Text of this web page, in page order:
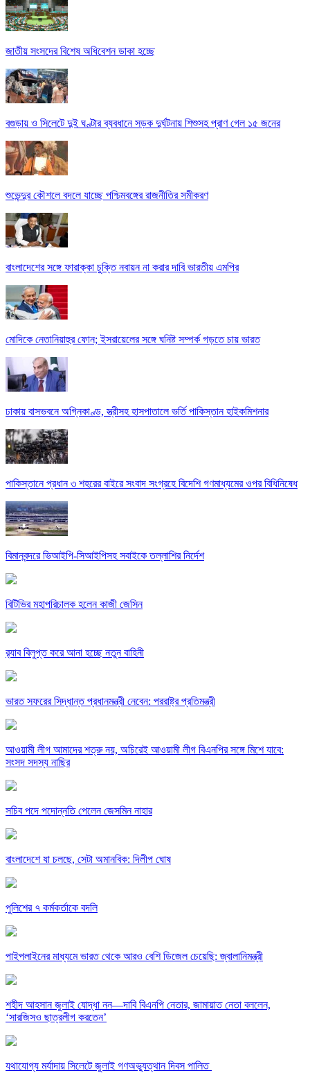
জাতীয় সংসদের বিশেষ অধিবেশন ডাকা হচ্ছে
বগুড়ায় ও সিলেটে দুই ঘণ্টার ব্যবধানে সড়ক দুর্ঘটনায় শিশুসহ প্রাণ গেল ১৫ জনের
শুভেন্দুর কৌশলে বদলে যাচ্ছে পশ্চিমবঙ্গের রাজনীতির সমীকরণ
বাংলাদেশের সঙ্গে ফারাক্কা চুক্তি নবায়ন না করার দাবি ভারতীয় এমপির
মোদিকে নেতানিয়াহুর ফোন; ইসরায়েলের সঙ্গে ঘনিষ্ট সম্পর্ক গড়তে চায় ভারত
ঢাকায় বাসভবনে অগ্নিকাণ্ড, স্ত্রীসহ হাসপাতালে ভর্তি পাকিস্তান হাইকমিশনার
পাকিস্তানে প্রধান ৩ শহরের বাইরে সংবাদ সংগ্রহে বিদেশি গণমাধ্যমের ওপর বিধিনিষেধ
বিমানবন্দরে ভিআইপি-সিআইপিসহ সবাইকে তল্লাশির নির্দেশ
বিটিভির মহাপরিচালক হলেন কাজী জেসিন
র‍্যাব বিলুপ্ত করে আনা হচ্ছে নতুন বাহিনী
ভারত সফরের সিদ্ধান্ত প্রধানমন্ত্রী নেবেন: পররাষ্ট্র প্রতিমন্ত্রী
আওয়ামী লীগ আমাদের শত্রু নয়, অচিরেই আওয়ামী লীগ বিএনপির সঙ্গে মিশে যাবে:
সংসদ সদস্য নাছির
সচিব পদে পদোন্নতি পেলেন জেসমিন নাহার
বাংলাদেশে যা চলছে, সেটা অমানবিক: দিলীপ ঘোষ
পুলিশের ৭ কর্মকর্তাকে বদলি
পাইপলাইনের মাধ্যমে ভারত থেকে আরও বেশি ডিজেল চেয়েছি: জ্বালানিমন্ত্রী
শহীদ আহসান জুলাই যোদ্ধা নন—দাবি বিএনপি নেতার, জামায়াত নেতা বললেন,
‘সারজিসও ছাত্রলীগ করতেন’
যথাযোগ্য মর্যাদায় সিলেটে জুলাই গণঅভ্যুত্থান দিবস পালিত